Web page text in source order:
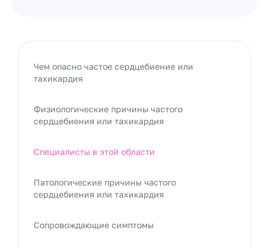
Чем опасно частое сердцебиение или
тахикардия
Физиологические причины частого
сердцебиения или тахикардия
Специалисты в этой области
Патологические причины частого
сердцебиения или тахикардия
Сопровождающие симптомы